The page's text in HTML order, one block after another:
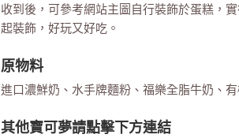
收到後，可參考網站主圖自行裝飾於蛋糕，
起裝飾，好玩又好吃。
原物料
進口濃鮮奶、水手牌麵粉、福樂全脂牛奶、
其他寶可夢請點擊下方連結